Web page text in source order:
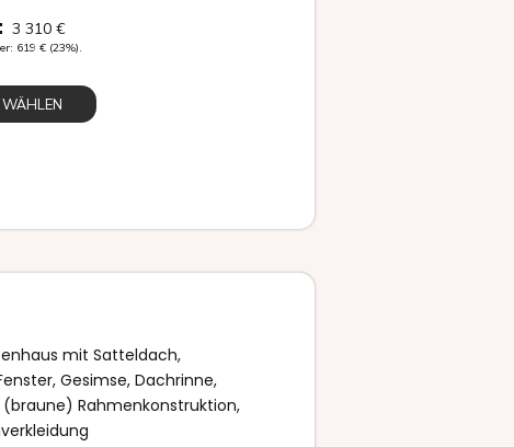
3 310 €
619 € (23%).
mit Satteldach,
Gesimse, Dachrinne,
Rahmenkonstruktion,